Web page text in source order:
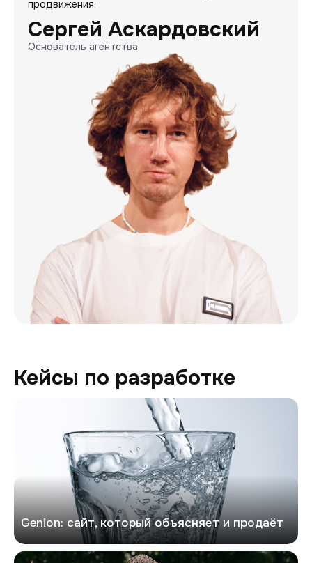
продвижения.
Сергей Аскардовский
Основатель агентства
Кейсы по разработке
Genion: сайт, который объясняет и продаёт
Казачий рассвет